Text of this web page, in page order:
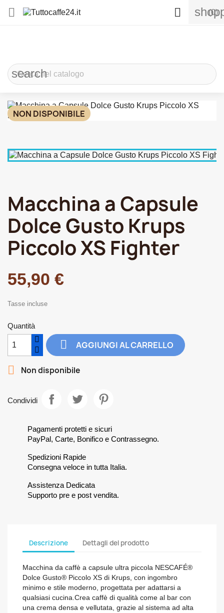
 (0)

search
NON DISPONIBILE
Macchina a Capsule
Dolce Gusto Krups
Piccolo XS Fighter
55,90 €
Tasse incluse
Quantità
 AGGIUNGI AL CARRELLO
 Non disponibile
Condividi
Pagamenti protetti e sicuri
PayPal, Carte, Bonifico e Contrassegno.
Spedizioni Rapide
Consegna veloce in tutta Italia.
Assistenza Dedicata
Supporto pre e post vendita.
Descrizione Dettagli del prodotto
Macchina da caffè a capsule ultra piccola NESCAFÉ®
Dolce Gusto® Piccolo XS di Krups, con ingombro
minimo e stile moderno, progettata per adattarsi a
qualsiasi cucina.Crea caffè di qualità come al bar con
una crema densa e vellutata, grazie al sistema ad alta